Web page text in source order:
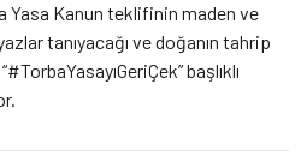
Yasa Kanun teklifinin maden ve
tanıyacağı ve doğanın tahrip
başlıklı